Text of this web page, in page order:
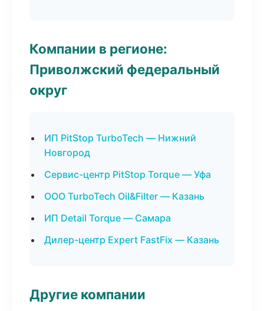
Компании в регионе:
Приволжский федеральный
округ
ИП PitStop TurboTech — Нижний
Новгород
Сервис-центр PitStop Torque — Уфа
ООО TurboTech Oil&Filter — Казань
ИП Detail Torque — Самара
Дилер-центр Expert FastFix — Казань
Другие компании